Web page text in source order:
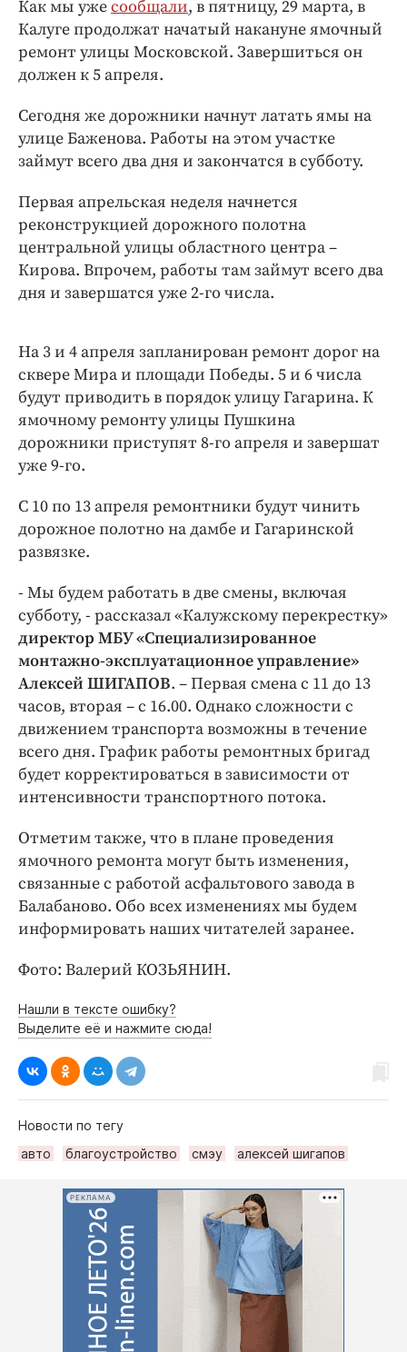
ПРОЕКТЫ
Блоги
Издания
Медиаперсона
Интересное чтиво
Клиника года
Работодатель года
Как мы ужесообщали, в пятницу, 29 марта, в
Калуге продолжат начатый накануне ямочный
ремонт улицы Московской. Завершиться он
должен к 5 апреля.
Сегодня же дорожники начнут латать ямы на
улице Баженова. Работы на этом участке
займут всего два дня и закончатся в субботу.
Первая апрельская неделя начнется
реконструкцией дорожного полотна
центральной улицы областного центра –
Кирова. Впрочем, работы там займут всего два
дня и завершатся уже 2-го числа.
На 3 и 4 апреля запланирован ремонт дорог на
сквере Мира и площади Победы. 5 и 6 числа
будут приводить в порядок улицу Гагарина. К
ямочному ремонту улицы Пушкина
дорожники приступят 8-го апреля и завершат
уже 9-го.
С 10 по 13 апреля ремонтники будут чинить
дорожное полотно на дамбе и Гагаринской
развязке.
- Мы будем работать в две смены, включая
субботу, - рассказал «Калужскому перекрестку»
директор МБУ «Специализированное
монтажно-эксплуатационное управление»
Алексей ШИГАПОВ. – Первая смена с 11 до 13
часов, вторая – с 16.00. Однако сложности с
движением транспорта возможны в течение
всего дня. График работы ремонтных бригад
будет корректироваться в зависимости от
интенсивности транспортного потока.
Отметим также, что в плане проведения
ямочного ремонта могут быть изменения,
связанные с работой асфальтового завода в
Балабаново. Обо всех изменениях мы будем
информировать наших читателей заранее.
Фото: Валерий КОЗЬЯНИН.
Нашли в тексте ошибку?
Выделите её и нажмите сюда!
Новости по тегу
авто
благоустройство смэу алексей шигапов
РЕКЛАМА